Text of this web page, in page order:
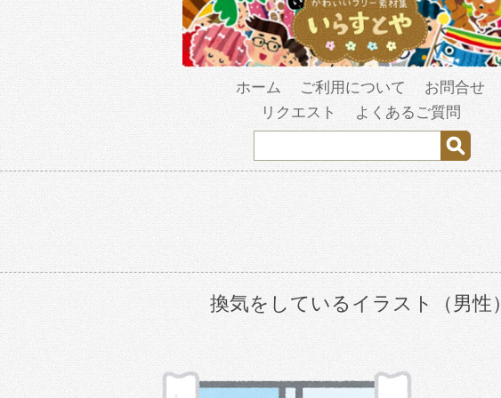
ホーム ご利用について
お問合せ
リクエスト
よくあるご質問
換気をしているイラスト（男性）